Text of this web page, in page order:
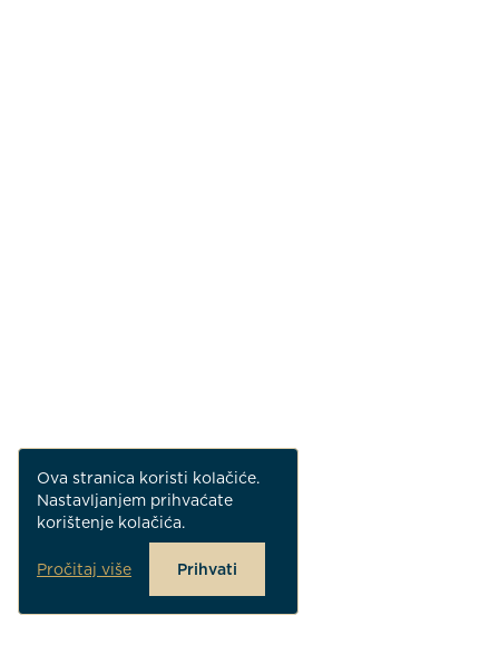
Ova stranica koristi kolačiće.
Nastavljanjem prihvaćate
korištenje kolačića.
Pročitaj više Prihvati